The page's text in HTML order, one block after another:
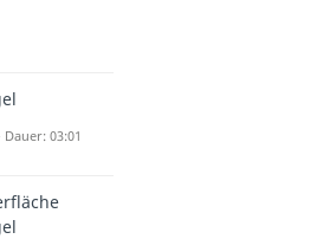
Dauer: 03:01